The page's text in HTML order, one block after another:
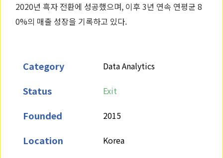
2020년 흑자 전환에 성공했으며, 이후 3년 연속 연평균 8
0%의 매출 성장을 기록하고 있다.
Category Data Analytics
Status Exit
Founded 2015
Location Korea